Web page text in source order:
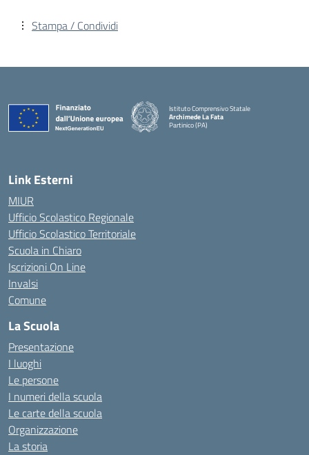
Stampa / Condividi
Istituto Comprensivo Statale
Archimede La Fata
Partinico (PA)
Link Esterni
MIUR
Ufficio Scolastico Regionale
Ufficio Scolastico Territoriale
Scuola in Chiaro
Iscrizioni On Line
Invalsi
Comune
La Scuola
Presentazione
I luoghi
Le persone
I numeri della scuola
Le carte della scuola
Organizzazione
La storia